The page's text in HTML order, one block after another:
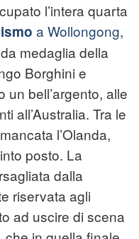
l’intera quarta
a Wollongong,
medaglia della
Borghini e
bell’argento, alle
all’Australia. Tra le
l’Olanda,
posto. La
dalla
riservata agli
ad uscire di scena